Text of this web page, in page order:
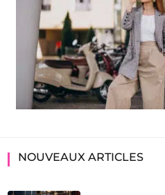
NOUVEAUX ARTICLES